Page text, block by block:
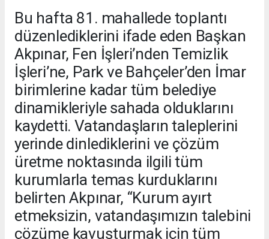
Bu hafta 81. mahallede toplantı
düzenlediklerini ifade eden Başkan
Akpınar, Fen İşleri’nden Temizlik
İşleri’ne, Park ve Bahçeler’den İmar
birimlerine kadar tüm belediye
dinamikleriyle sahada olduklarını
kaydetti. Vatandaşların taleplerini
yerinde dinlediklerini ve çözüm
üretme noktasında ilgili tüm
kurumlarla temas kurduklarını
belirten Akpınar, “Kurum ayırt
etmeksizin, vatandaşımızın talebini
çözüme kavuşturmak için tüm